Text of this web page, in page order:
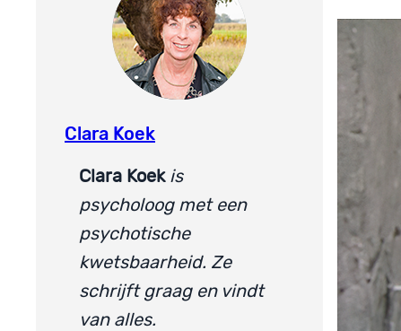
Clara Koek
Clara Koekis
psycholoog met een
psychotische
kwetsbaarheid. Ze
schrijft graag en vindt
van alles.